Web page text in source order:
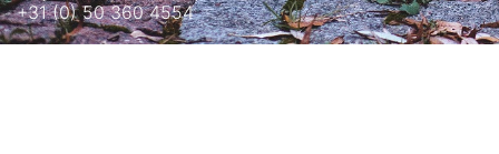
+31 (0) 50 360 4554